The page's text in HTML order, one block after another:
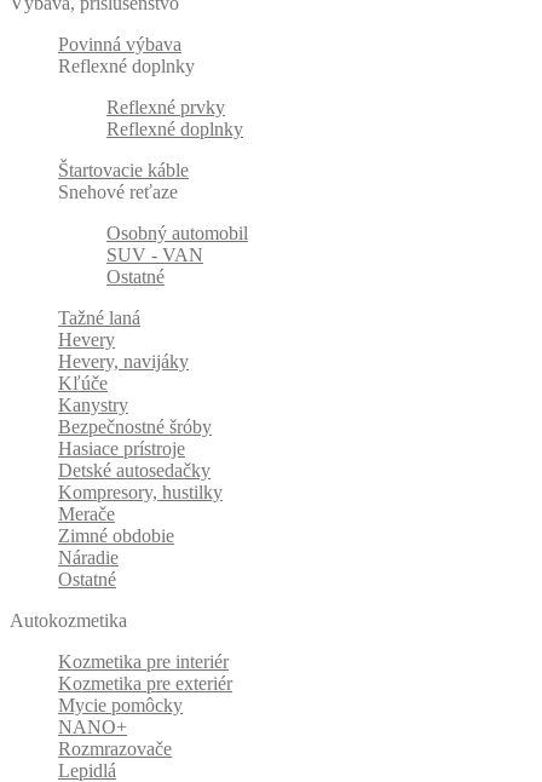
Povinná výbava
Reflexné doplnky
Reflexné prvky
Reflexné doplnky
Štartovacie káble
Snehové reťaze
Osobný automobil
SUV - VAN
Ostatné
Tažné laná
Hevery
Hevery, navijáky
Kľúče
Kanystry
Bezpečnostné šróby
Hasiace prístroje
Detské autosedačky
Kompresory, hustilky
Merače
Zimné obdobie
Náradie
Ostatné
Autokozmetika
Kozmetika pre interiér
Kozmetika pre exteriér
Mycie pomôcky
NANO+
Rozmrazovače
Lepidlá